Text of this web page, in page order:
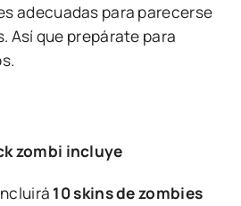
adecuadas para parecerse
Así que prepárate para
zombi incluye
10 skins de zombies